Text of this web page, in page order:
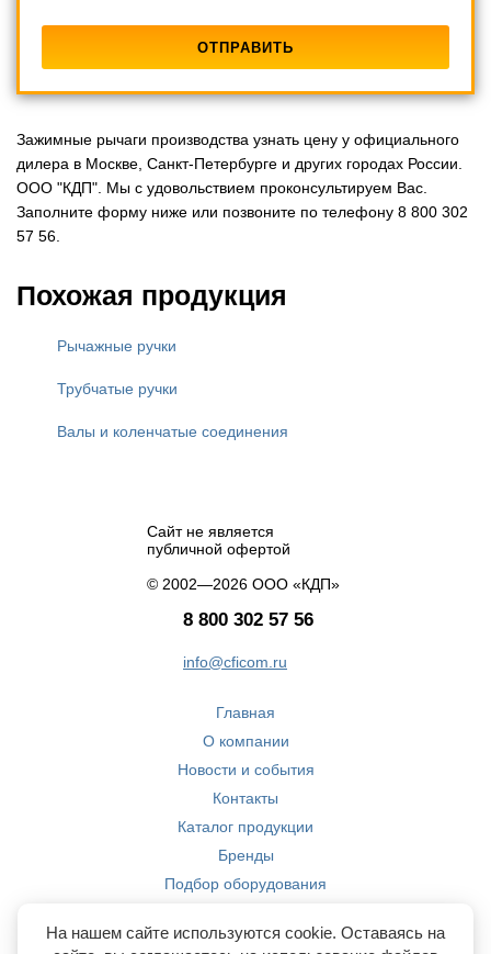
Зажимные рычаги производства узнать цену у официального
дилера в Москве, Санкт-Петербурге и других городах России.
ООО "КДП". Мы с удовольствием проконсультируем Вас.
Заполните форму ниже или позвоните по телефону 8 800 302
57 56.
Похожая продукция
Рычажные ручки
Трубчатые ручки
Валы и коленчатые соединения
Сайт не является
публичной офертой
© 2002—2026 ООО «КДП»
8 800 302 57 56
info@cficom.ru
Главная
О компании
Новости и события
Контакты
Каталог продукции
Бренды
Подбор оборудования
Компетенции
На нашем сайте используются cookie. Оставаясь на